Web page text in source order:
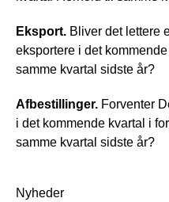
Eksport. Bliver det lettere
eksportere i det
samme kvartal sidste år?
Afbestillinger. Forventer
i det kommende kvartal i
samme kvartal sidste år?
Nyheder